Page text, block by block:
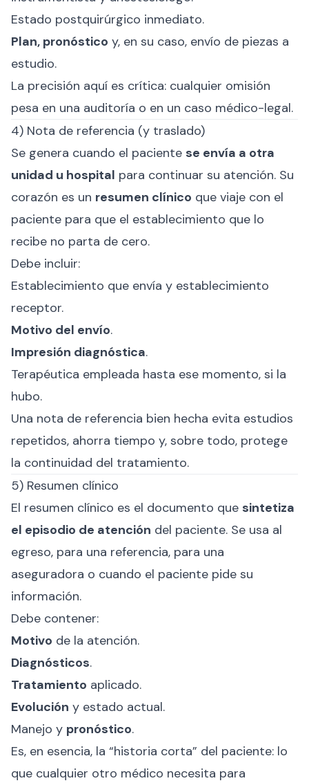
Estado postquirúrgico inmediato.
Plan, pronóstico y, en su caso, envío de piezas a
estudio.
La precisión aquí es crítica: cualquier omisión
pesa en una auditoría o en un caso médico-legal.
4) Nota de referencia (y traslado)
Se genera cuando el paciente se envía a otra
unidad u hospital para continuar su atención. Su
corazón es un resumen clínico que viaje con el
paciente para que el establecimiento que lo
recibe no parta de cero.
Debe incluir:
Establecimiento que envía y establecimiento
receptor.
Motivo del envío.
Impresión diagnóstica.
Terapéutica empleada hasta ese momento, si la
hubo.
Una nota de referencia bien hecha evita estudios
repetidos, ahorra tiempo y, sobre todo, protege
la continuidad del tratamiento.
5) Resumen clínico
El resumen clínico es el documento que sintetiza
el episodio de atención del paciente. Se usa al
egreso, para una referencia, para una
aseguradora o cuando el paciente pide su
información.
Debe contener:
Motivo de la atención.
Diagnósticos.
Tratamiento aplicado.
Evolución y estado actual.
Manejo y pronóstico.
Es, en esencia, la “historia corta” del paciente: lo
que cualquier otro médico necesita para